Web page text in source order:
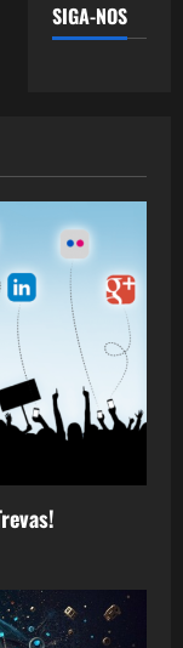
SIGA-NOS